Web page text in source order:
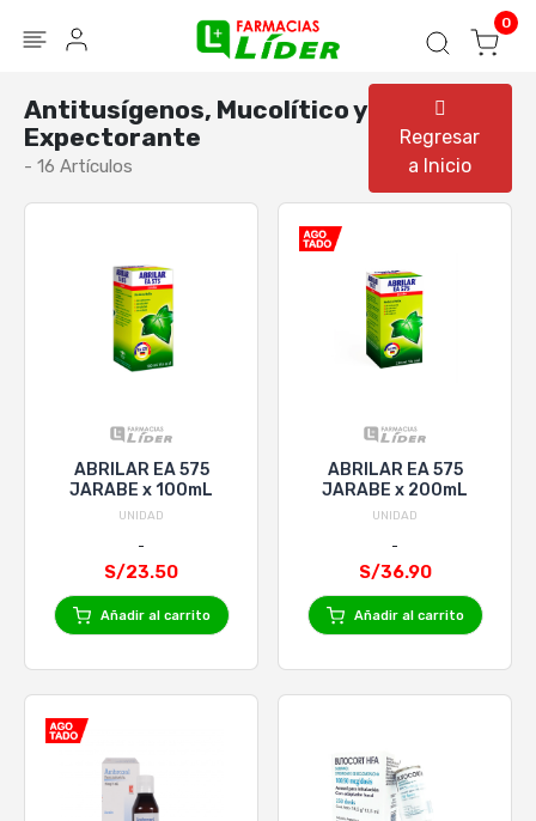
Seguir mi pedido 0
Antitusígenos, Mucolítico y
Expectorante
- 16 Artículos
Regresar
a Inicio
ABRILAR EA 575
JARABE x 100mL
UNIDAD
S/23.50
Añadir al carrito
ABRILAR EA 575
JARABE x 200mL
UNIDAD
S/36.90
Añadir al carrito